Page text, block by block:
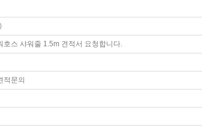
호스 샤워줄 1.5m 견적서 요청합니다.
적문의